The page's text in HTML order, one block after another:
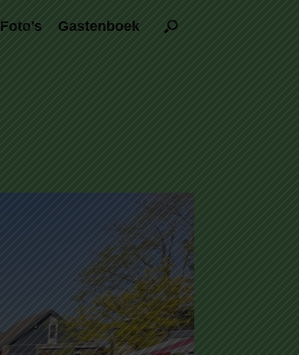
Foto’s Gastenboek